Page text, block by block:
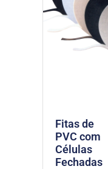
Fitas de
PVC com
Células
Fechadas